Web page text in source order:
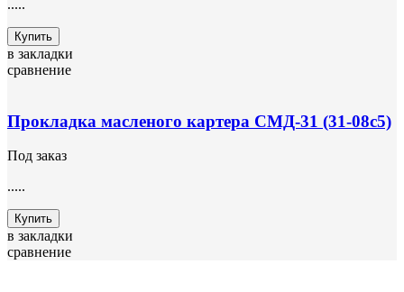
.....
Купить
в закладки
сравнение
Прокладка масленого картера СМД-31 (31-08с5)
Под заказ
.....
Купить
в закладки
сравнение